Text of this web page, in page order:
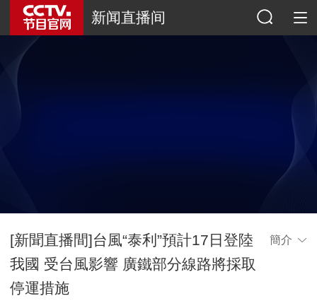
新闻直播间
[新聞直播間]台風“泰利”預計17日登陸
我國 受台風影響 廣鐵部分線路將採取
停運措施
簡介